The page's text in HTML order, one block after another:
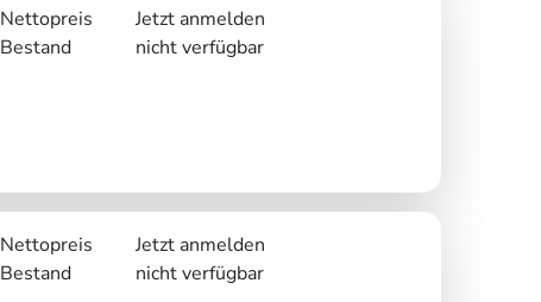
Nettopreis
Jetzt anmelden
Bestand
nicht verfügbar
Nettopreis
Jetzt anmelden
Bestand
nicht verfügbar